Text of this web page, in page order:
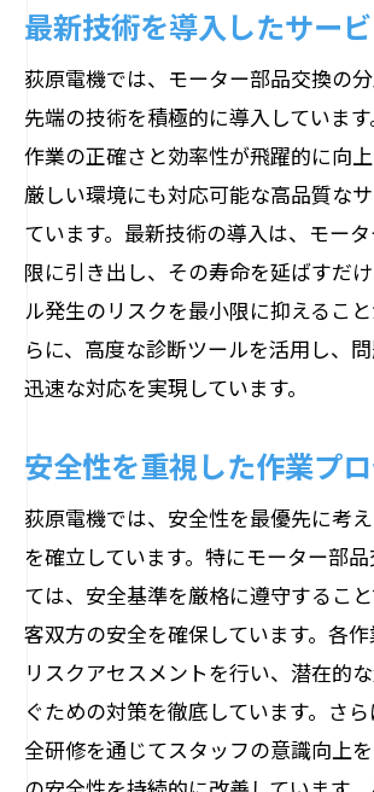
最新技術を導入したサー
荻原電機では、モーター部品交換の
先端の技術を積極的に導入しています
作業の正確さと効率性が飛躍的に向
厳しい環境にも対応可能な高品質な
ています。最新技術の導入は、モー
限に引き出し、その寿命を延ばすだ
ル発生のリスクを最小限に抑えるこ
らに、高度な診断ツールを活用し、
迅速な対応を実現しています。
安全性を重視した作業プ
荻原電機では、安全性を最優先に考
を確立しています。特にモーター部
ては、安全基準を厳格に遵守するこ
客双方の安全を確保しています。各
リスクアセスメントを行い、潜在的
ぐための対策を徹底しています。さ
全研修を通じてスタッフの意識向上